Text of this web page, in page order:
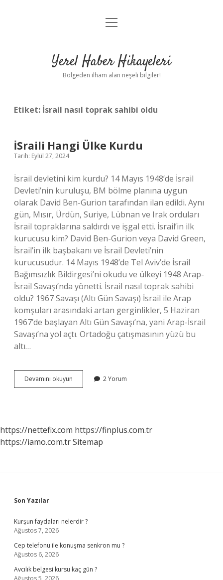
Anasayfa
Yasal Uyarı
menüyü
Yerel Haber Hikayeleri
Bölgeden ilham alan neşeli bilgiler!
Etiket: İsrail nasıl toprak sahibi oldu
İSraili Hangi Ülke Kurdu
Tarih: Eylül 27, 2024
İsrail devletini kim kurdu? 14 Mayıs 1948’de İsrail
Devleti’nin kuruluşu, BM bölme planına uygun
olarak David Ben-Gurion tarafından ilan edildi. Aynı
gün, Mısır, Ürdün, Suriye, Lübnan ve Irak orduları
İsrail topraklarına saldırdı ve işgal etti. İsrail’in ilk
kurucusu kim? David Ben-Gurion veya David Green,
İsrail’in ilk başbakanı ve İsrail Devleti’nin
kurucusudur. 14 Mayıs 1948’de Tel Aviv’de İsrail
Bağımsızlık Bildirgesi’ni okudu ve ülkeyi 1948 Arap-
İsrail Savaşı’nda yönetti. İsrail nasıl toprak sahibi
oldu? 1967 Savaşı (Altı Gün Savaşı) İsrail ile Arap
komşuları arasındaki artan gerginlikler, 5 Haziran
1967’de başlayan Altı Gün Savaşı’na, yani Arap-İsrail
Savaşı’na yol açtı. Ortadoğu çatışmasının yüzü bu
altı…
Devamını okuyun
Hangi
2 Yorum
https://nettefix.com https://finplus.com.tr
https://iamo.com.trSitemap
Sidebar
Son Yazılar
Kurşun faydaları nelerdir ?
Ağustos 7, 2026
Cep telefonu ile konuşma senkron mu ?
Ağustos 6, 2026
Avcılık belgesi kursu kaç gün ?
Ağustos 5, 2026